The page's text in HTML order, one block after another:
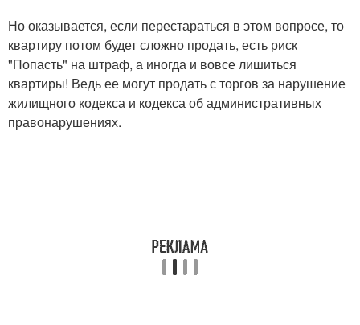
Но оказывается, если перестараться в этом вопросе, то
квартиру потом будет сложно продать, есть риск
"Попасть" на штраф, а иногда и вовсе лишиться
квартиры! Ведь ее могут продать с торгов за нарушение
жилищного кодекса и кодекса об административных
правонарушениях.